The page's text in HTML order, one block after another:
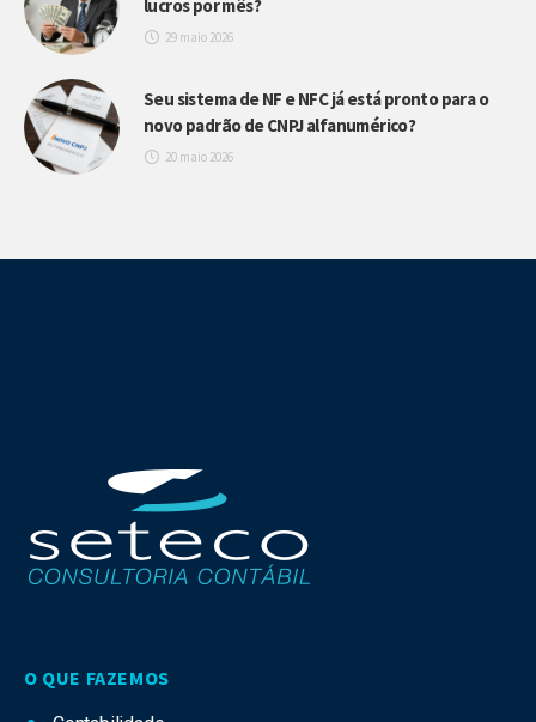
lucros por mês?
29 maio 2026
Seu sistema de NF e NFC já está pronto para o
novo padrão de CNPJ alfanumérico?
20 maio 2026
O QUE FAZEMOS